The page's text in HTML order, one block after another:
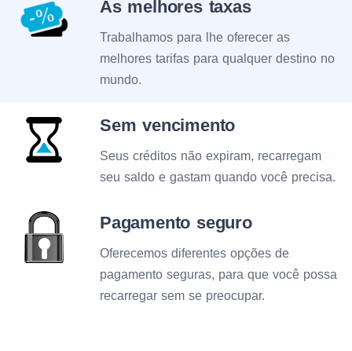
As melhores taxas
Trabalhamos para lhe oferecer as
melhores tarifas para qualquer destino no
mundo.
Sem vencimento
Seus créditos não expiram, recarregam
seu saldo e gastam quando você precisa.
Pagamento seguro
Oferecemos diferentes opções de
pagamento seguras, para que você possa
recarregar sem se preocupar.